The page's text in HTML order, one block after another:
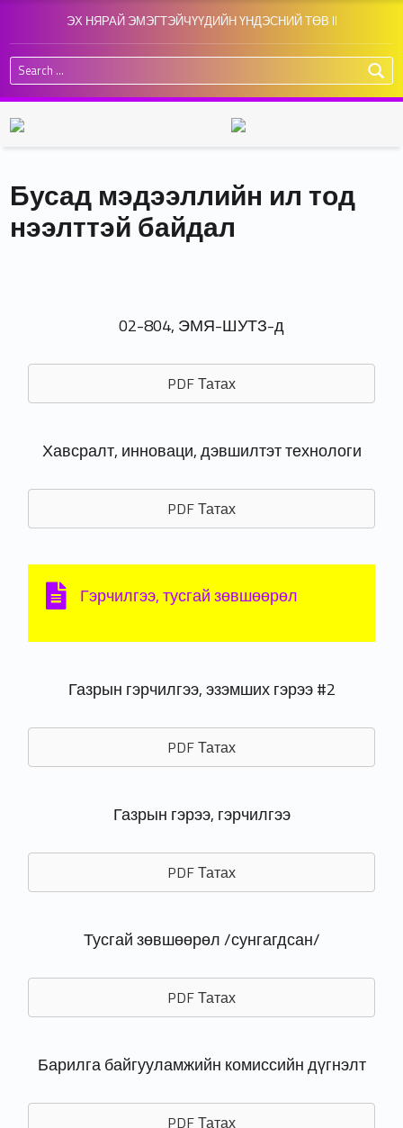
ЭХ НЯРАЙ ЭМЭГТЭЙЧҮҮДИЙН ҮНДЭСНИЙ ТӨВ II
Search for:
Бусад мэдээллийн ил тод
нээлттэй байдал
02-804, ЭМЯ-ШУТЗ-д
PDF Татах
Хавсралт, инноваци, дэвшилтэт технологи
PDF Татах
Гэрчилгээ, тусгай зөвшөөрөл
Газрын гэрчилгээ, эзэмших гэрээ #2
PDF Татах
Газрын гэрээ, гэрчилгээ
PDF Татах
Тусгай зөвшөөрөл /сунгагдсан/
PDF Татах
Барилга байгууламжийн комиссийн дүгнэлт
PDF Татах